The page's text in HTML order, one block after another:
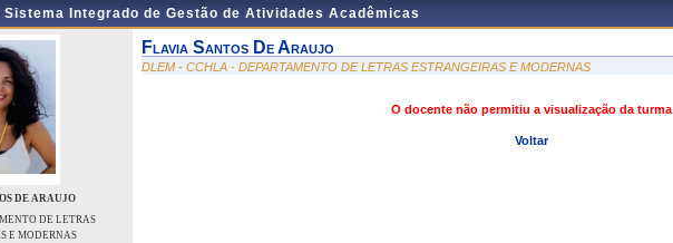
Sistema Integrado de Gestão de Atividades Acadêmicas
DE ARAUJO
DE LETRAS
E MODERNAS
Flavia Santos De Araujo
DLEM - CCHLA - DEPARTAMENTO DE LETRAS ESTRANGEIRAS E MODERNAS
O docente não permitiu a visualização da turma
Voltar